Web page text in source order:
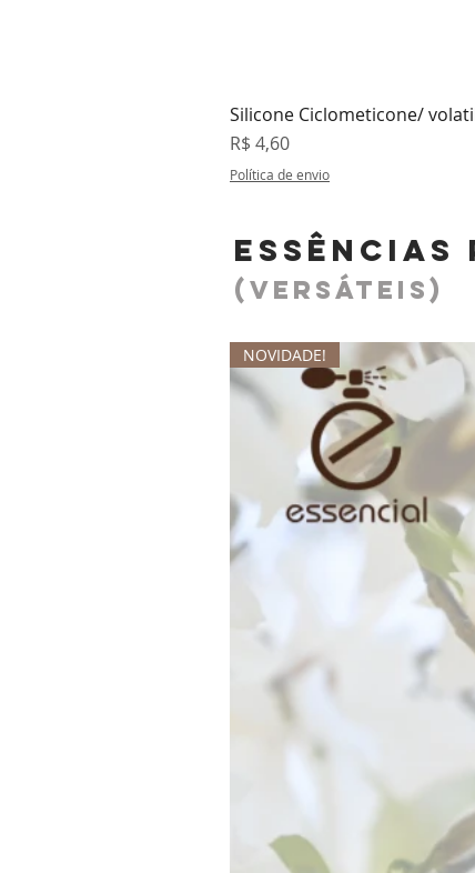
Silicone Ciclometicone/
Preço
R$ 4,60
Política de envio
(versáteis)
NOVIDADE!